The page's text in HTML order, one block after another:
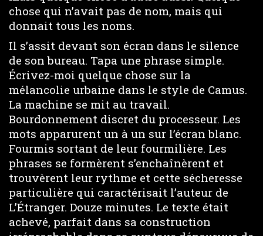
chose qui n’avait pas de nom, mais qui
donnait tous les noms.
Il s’assit devant son écran dans le silence
de son bureau. Tapa une phrase simple.
Écrivez-moi quelque chose sur la
mélancolie urbaine dans le style de Camus.
La machine se mit au travail.
Bourdonnement discret du processeur. Les
mots apparurent un à un sur l’écran blanc.
Fourmis sortant de leur fourmilière. Les
phrases se formèrent s’enchaînèrent et
trouvèrent leur rythme et cette sécheresse
particulière qui caractérisait l’auteur de
L’Étranger. Douze minutes. Le texte était
achevé, parfait dans sa construction